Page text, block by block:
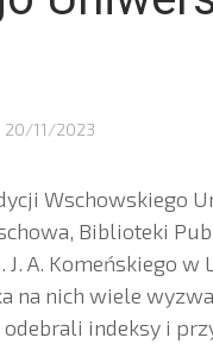
20/11/2023
Wschowskiego
Biblioteki
A. Komeńskiego w
na nich wiele
indeksy i